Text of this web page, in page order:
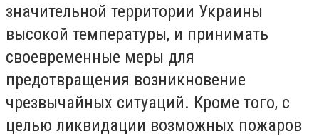
значительной территории Украины
высокой температуры, и принимать
своевременные меры для
предотвращения возникновение
чрезвычайных ситуаций. Кроме того, с
целью ликвидации возможных пожаров